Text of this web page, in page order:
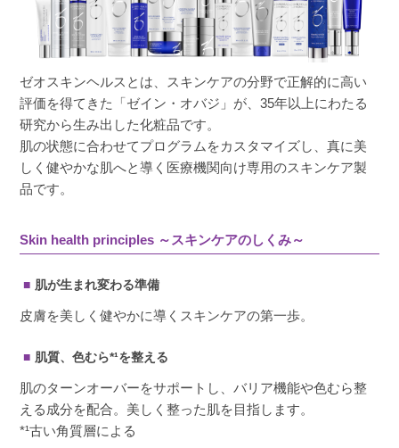
ゼオスキンヘルスとは、スキンケアの分野で正解的に高い
評価を得てきた「ゼイン・オバジ」が、35年以上にわたる
研究から生み出した化粧品です。
肌の状態に合わせてプログラムをカスタマイズし、真に美
しく健やかな肌へと導く医療機関向け専用のスキンケア製
品です。
Skin health principles ～スキンケアのしくみ～
肌が生まれ変わる準備
皮膚を美しく健やかに導くスキンケアの第一歩。
肌質、色むら*¹を整える
肌のターンオーバーをサポートし、バリア機能や色むら整
える成分を配合。美しく整った肌を目指します。
*¹古い角質層による